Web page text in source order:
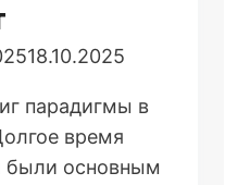
18.10.2025
парадигмы в
время
были основным